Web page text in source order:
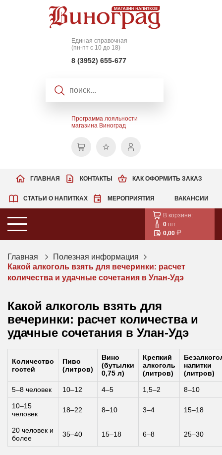
Единая справочная
(пн-пт с 10 до 18)
8 (3952) 655-677
Программа лояльности
магазина Виноград
КАК ОФОРМИТЬ ЗАКАЗ
СТАТЬИ О НАПИТКАХ МЕРОПРИЯТИЯ ВАКАНСИИ
ГЛАВНАЯ КОНТАКТЫ
В корзине:
0 шт.
0,00
Главная
Полезная информация
Какой алкоголь взять для вечеринки: расчет
количества и удачные сочетания в Улан-Удэ
Какой алкоголь взять для
вечеринки: расчет количества и
удачные сочетания в Улан-Удэ
Количество
гостей
Пиво
(литров)
Вино
(бутылки
0,75 л)
Крепкий
алкоголь
(литров)
напитки
(литров)
5–8 человек 10–12 4–5 1,5–2 8–10
10–15
человек
18–22 8–10 3–4 15–18
20 человек и
более
35–40 15–18 6–8 25–30